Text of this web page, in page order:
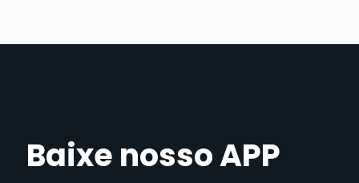
Baixe nosso APP